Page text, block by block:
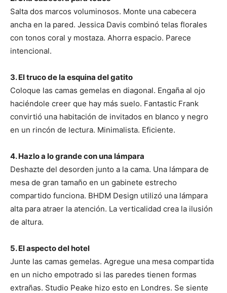
Salta dos marcos voluminosos. Monte una cabecera
ancha en la pared. Jessica Davis combinó telas florales
con tonos coral y mostaza. Ahorra espacio. Parece
intencional.
3. El truco de la esquina del gatito
Coloque las camas gemelas en diagonal. Engaña al ojo
haciéndole creer que hay más suelo. Fantastic Frank
convirtió una habitación de invitados en blanco y negro
en un rincón de lectura. Minimalista. Eficiente.
4. Hazlo a lo grande con una lámpara
Deshazte del desorden junto a la cama. Una lámpara de
mesa de gran tamaño en un gabinete estrecho
compartido funciona. BHDM Design utilizó una lámpara
alta para atraer la atención. La verticalidad crea la ilusión
de altura.
5. El aspecto del hotel
Junte las camas gemelas. Agregue una mesa compartida
en un nicho empotrado si las paredes tienen formas
extrañas. Studio Peake hizo esto en Londres. Se siente